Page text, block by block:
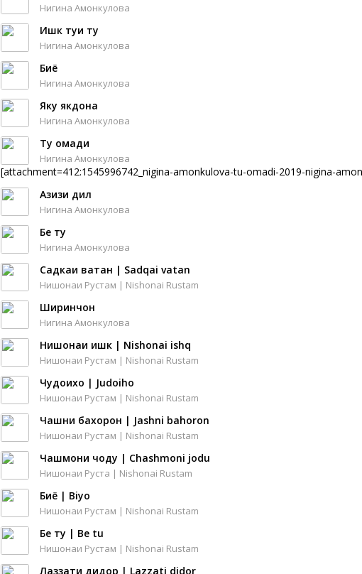
Нигина Амонкулова
Ишк туи ту
Нигина Амонкулова
Биё
Нигина Амонкулова
Яку якдона
Нигина Амонкулова
Ту омади
Нигина Амонкулова
[attachment=412:1545996742_nigina-amonkulova-tu-omadi-2019-nigina-
Азизи дил
Нигина Амонкулова
Бе ту
Нигина Амонкулова
Cадкаи ватан | Sadqai vatan
Нишонаи Рустам | Nishonai Rustam
Ширинчон
Нигина Амонкулова
Нишонаи ишк | Nishonai ishq
Нишонаи Рустам | Nishonai Rustam
Чудоихо | Judoiho
Нишонаи Рустам | Nishonai Rustam
Чашни бахорон | Jashni bahoron
Нишонаи Рустам | Nishonai Rustam
Чашмони чоду | Chashmoni jodu
Нишонаи Руста | Nishonai Rustam
Биё | Biyo
Нишонаи Рустам | Nishonai Rustam
Бе ту | Be tu
Нишонаи Рустам | Nishonai Rustam
Лаззати дидор | Lazzati didor